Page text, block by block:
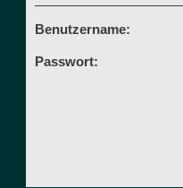
Benutzername:
Passwort: